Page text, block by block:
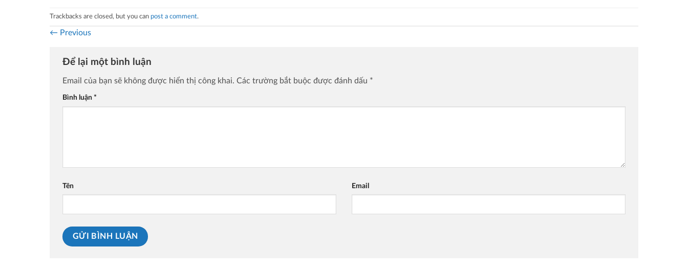
Trackbacks are closed, but you can post a comment.
← Previous
Để lại một bình luận
Email của bạn sẽ không được hiển thị công khai. Các trường bắt buộc được đánh dấu *
Bình luận *
Tên Email